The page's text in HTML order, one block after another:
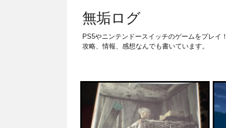
無垢ログ
PS5やニンテンドースイッチのゲームをプレイ！
攻略、情報、感想なんでも書いています。